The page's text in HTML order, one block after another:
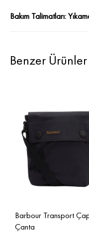
Bakım Talimatları:
Benzer Ürünler
Barbour Transport
Çanta